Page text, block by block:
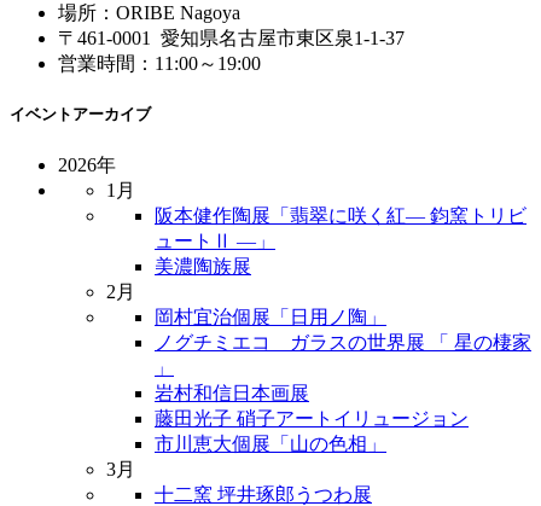
場所：ORIBE Nagoya
〒461-0001 愛知県名古屋市東区泉1-1-37
営業時間：11:00～19:00
イベントアーカイブ
2026年
1月
阪本健作陶展「翡翠に咲く紅― 鈞窯トリビ
ュートⅡ ―」
美濃陶族展
2月
岡村宜治個展「日用ノ陶」
ノグチミエコ ガラスの世界展 「 星の棲家
」
岩村和信日本画展
藤田光子 硝子アートイリュージョン
市川恵大個展「山の色相」
3月
十二窯 坪井琢郎うつわ展